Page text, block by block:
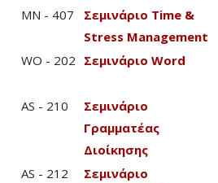
MN - 407
Σεμινάριο Time &
Stress Management
WO - 202 Σεμινάριο Word
AS - 210
Σεμινάριο
Γραμματέας
Διοίκησης
AS - 212
Σεμινάριο